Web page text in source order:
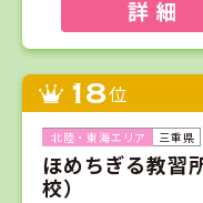
詳 細
18位
三重県
ほめちぎる教習
校）